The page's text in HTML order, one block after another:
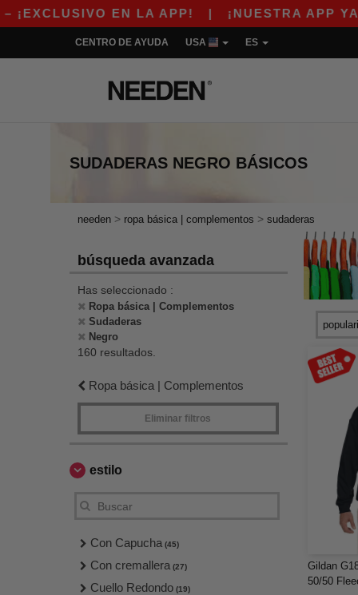
EN LA APP!|¡NUESTRA APP YA ESTÁ
CENTRO DE AYUDA USA ES
SUDADERAS NEGRO BÁSICOS
needen > ropa básica | complementos > sudaderas
búsqueda avanzada
Has seleccionado :
Ropa básica | Complementos
Sudaderas
Negro
160 resultados.
Ropa básica | Complementos
Eliminar filtros
estilo
Con Capucha (45)
Con cremallera (27)
Cuello Redondo (19)
Gildan
50/50